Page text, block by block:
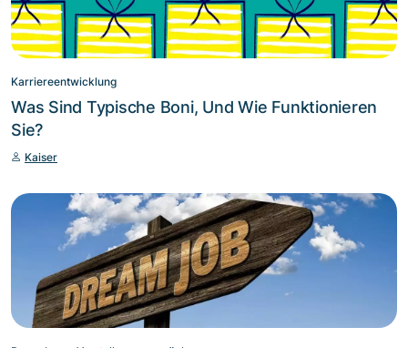
Karriereentwicklung
Was Sind Typische Boni, Und Wie Funktionieren
Sie?
Kaiser